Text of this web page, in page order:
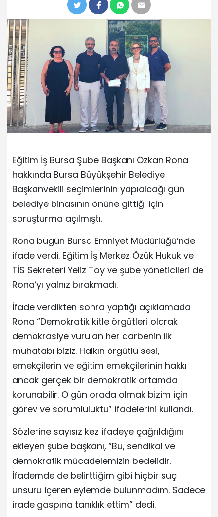
Eğitim İş Bursa Şube Başkanı Özkan Rona
hakkında Bursa Büyükşehir Belediye
Başkanvekili seçimlerinin yapıalcağı gün
belediye binasının önüne gittiği için
soruşturma açılmıştı.
Rona bugün Bursa Emniyet Müdürlüğü’nde
ifade verdi. Eğitim İş Merkez Özük Hukuk ve
TİS Sekreteri Yeliz Toy ve şube yöneticileri de
Rona’yı yalnız bırakmadı.
İfade verdikten sonra yaptığı açıklamada
Rona “Demokratik kitle örgütleri olarak
demokrasiye vurulan her darbenin ilk
muhatabı biziz. Halkın örgütlü sesi,
emekçilerin ve eğitim emekçilerinin hakkı
ancak gerçek bir demokratik ortamda
korunabilir. O gün orada olmak bizim için
görev ve sorumluluktu” ifadelerini kullandı.
Sözlerine sayısız kez ifadeye çağrıldığını
ekleyen şube başkanı, “Bu, sendikal ve
demokratik mücadelemizin bedelidir.
İfademde de belirttiğim gibi hiçbir suç
unsuru içeren eylemde bulunmadım. Sadece
irade gaspına tanıklık ettim” dedi.